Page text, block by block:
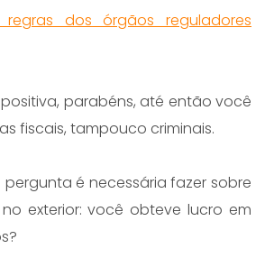
dos órgãos reguladores
parabéns, até então você
fiscais, tampouco criminais.
é necessária fazer sobre
exterior: você obteve lucro em